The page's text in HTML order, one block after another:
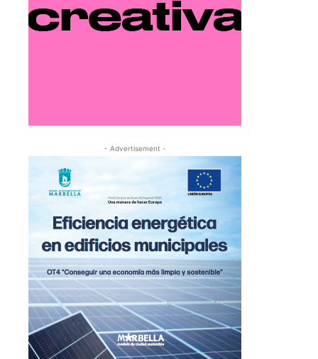
- Advertisement -